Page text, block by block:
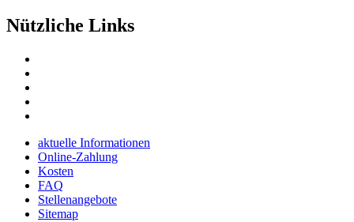
Nützliche Links
aktuelle Informationen
Online-Zahlung
Kosten
FAQ
Stellenangebote
Sitemap